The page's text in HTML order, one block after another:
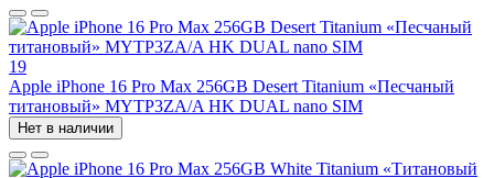
19
Apple iPhone 16 Pro Max 256GB Desert Titanium «Песчаный
титановый» MYTP3ZA/A HK DUAL nano SIM
Нет в наличии